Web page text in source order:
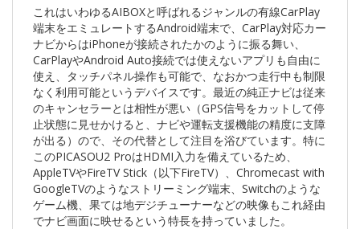
これはいわゆるAIBOXと呼ばれるジャンルの有線CarPlay
端末をエミュレートするAndroid端末で、CarPlay対応カー
ナビからはiPhoneが接続されたかのように振る舞い、
CarPlayやAndroid Auto接続では使えないアプリも自由に
使え、タッチパネル操作も可能で、なおかつ走行中も制限
なく利用可能というデバイスです。最近の純正ナビは従来
のキャンセラーとは相性が悪い（GPS信号をカットして停
止状態に見せかけると、ナビや運転支援機能の精度に支障
が出る）ので、その代替として注目を浴びています。特に
このPICASOU2 ProはHDMI入力を備えているため、
AppleTVやFireTV Stick（以下FireTV）、Chromecast with
GoogleTVのようなストリーミング端末、Switchのような
ゲーム機、果ては地デジチューナーなどの映像もこれ経由
でナビ画面に映せるという特長を持っていました。